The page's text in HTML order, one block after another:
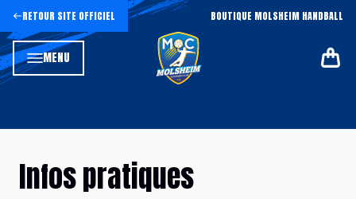
RETOUR SITE OFFICIEL BOUTIQUE MOLSHEIM HANDBALL
MENU
Infos pratiques